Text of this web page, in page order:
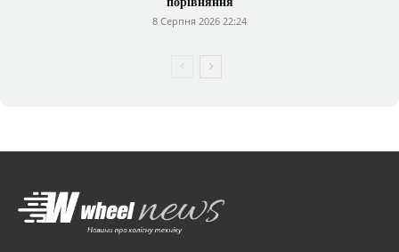
8 Серпня 2026 22:24